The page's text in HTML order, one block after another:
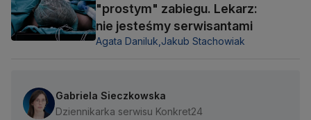
"prostym" zabiegu. Lekarz:
nie jesteśmy serwisantami
Agata Daniluk, Jakub Stachowiak
Gabriela Sieczkowska
Dziennikarka serwisu Konkret24